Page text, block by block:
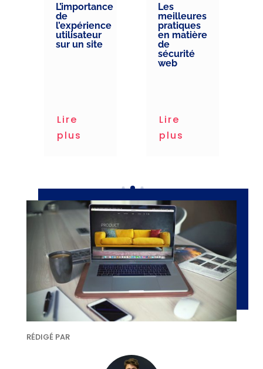
L’importance
de
l’expérience
utilisateur
sur un site
Lire
plus
Les
meilleures
pratiques
en matière
de
sécurité
web
Lire
plus
RÉDIGÉ PAR